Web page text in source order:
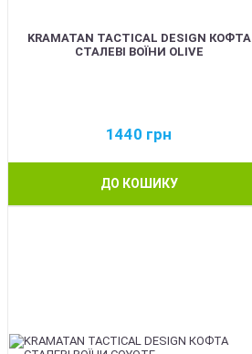
KRAMATAN TACTICAL DESIGN КОФТА
СТАЛЕВІ ВОЇНИ OLIVE
1440 грн
ДО КОШИКУ